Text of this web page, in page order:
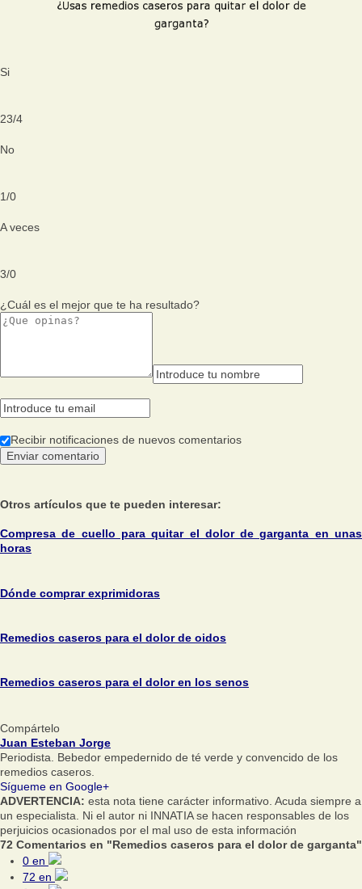
Si
23/4
No
1/0
A veces
3/0
¿Cuál es el mejor que te ha resultado?
Recibir notificaciones de nuevos comentarios
Otros artículos que te pueden interesar:
Compresa de cuello para quitar el dolor de garganta en unas
horas
Dónde comprar exprimidoras
Remedios caseros para el dolor de oidos
Remedios caseros para el dolor en los senos
Compártelo
Juan Esteban Jorge
Periodista. Bebedor empedernido de té verde y convencido de los
remedios caseros.
Sígueme en Google+
ADVERTENCIA: esta nota tiene carácter informativo. Acuda siempre a
un especialista. Ni el autor ni INNATIA se hacen responsables de los
perjuicios ocasionados por el mal uso de esta información
72 Comentarios en "Remedios caseros para el dolor de garganta"
0 en
72 en